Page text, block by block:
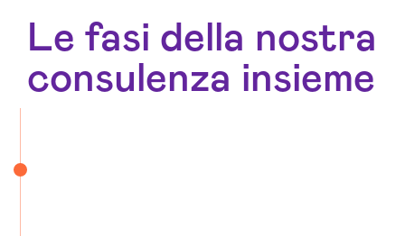
Le fasi della nostra
consulenza insieme